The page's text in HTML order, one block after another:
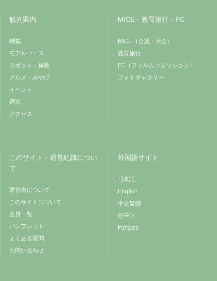
観光案内
特集
モデルコース
スポット・体験
グルメ・みやげ
イベント
宿泊
アクセス
MICE・教育旅行・FC
MICE（会議・大会）
教育旅行
FC（フィルムコミッション）
フォトギャラリー
このサイト・運営組織につい
て
運営者について
このサイトについて
会員一覧
パンフレット
よくある質問
お問い合わせ
外国語サイト
日本語
English
中文繁體
한국어
français